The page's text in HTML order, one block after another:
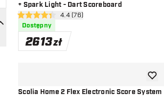
+ Spark Light - Dart Scoreboard
otwórz panel recenzji
4.4 gwiazdki oceny4.4 (76)
Dostępny
2613zł
Scolia Home 2 Flex Electronic Score System